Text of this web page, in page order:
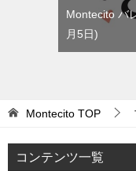
Montecito バ
月5日
Montecito TOP
コンテンツ一覧